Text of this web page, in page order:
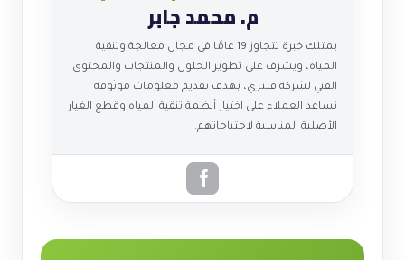
م. محمد جابر
يمتلك خبرة تتجاوز 19 عامًا في مجال معالجة وتنقية
المياه، ويشرف على تطوير الحلول والمنتجات والمحتوى
الفني لشركة فلتري، بهدف تقديم معلومات موثوقة
تساعد العملاء على اختيار أنظمة تنقية المياه وقطع الغيار
الأصلية المناسبة لاحتياجاتهم.